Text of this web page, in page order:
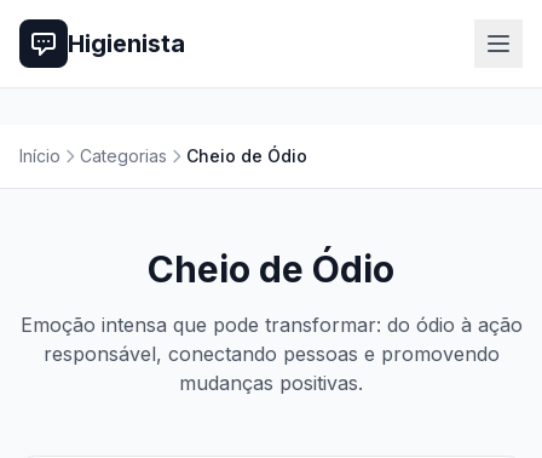
Higienista
Início Categorias Cheio de Ódio
Cheio de Ódio
Emoção intensa que pode transformar: do ódio à ação
responsável, conectando pessoas e promovendo
mudanças positivas.